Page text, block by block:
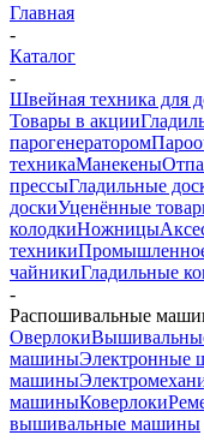
Главная
-
Каталог
-
Швейная техника для
Товары в акции
парогенератором
техникаМанекены
прессыГладильные
доскиУценённые
колодкиНожницы
техники
чайникиГладильные
-
Распошивальные
Оверлоки
машиныЭлектронные
машины
машиныКоверлоки
вышивальные машины